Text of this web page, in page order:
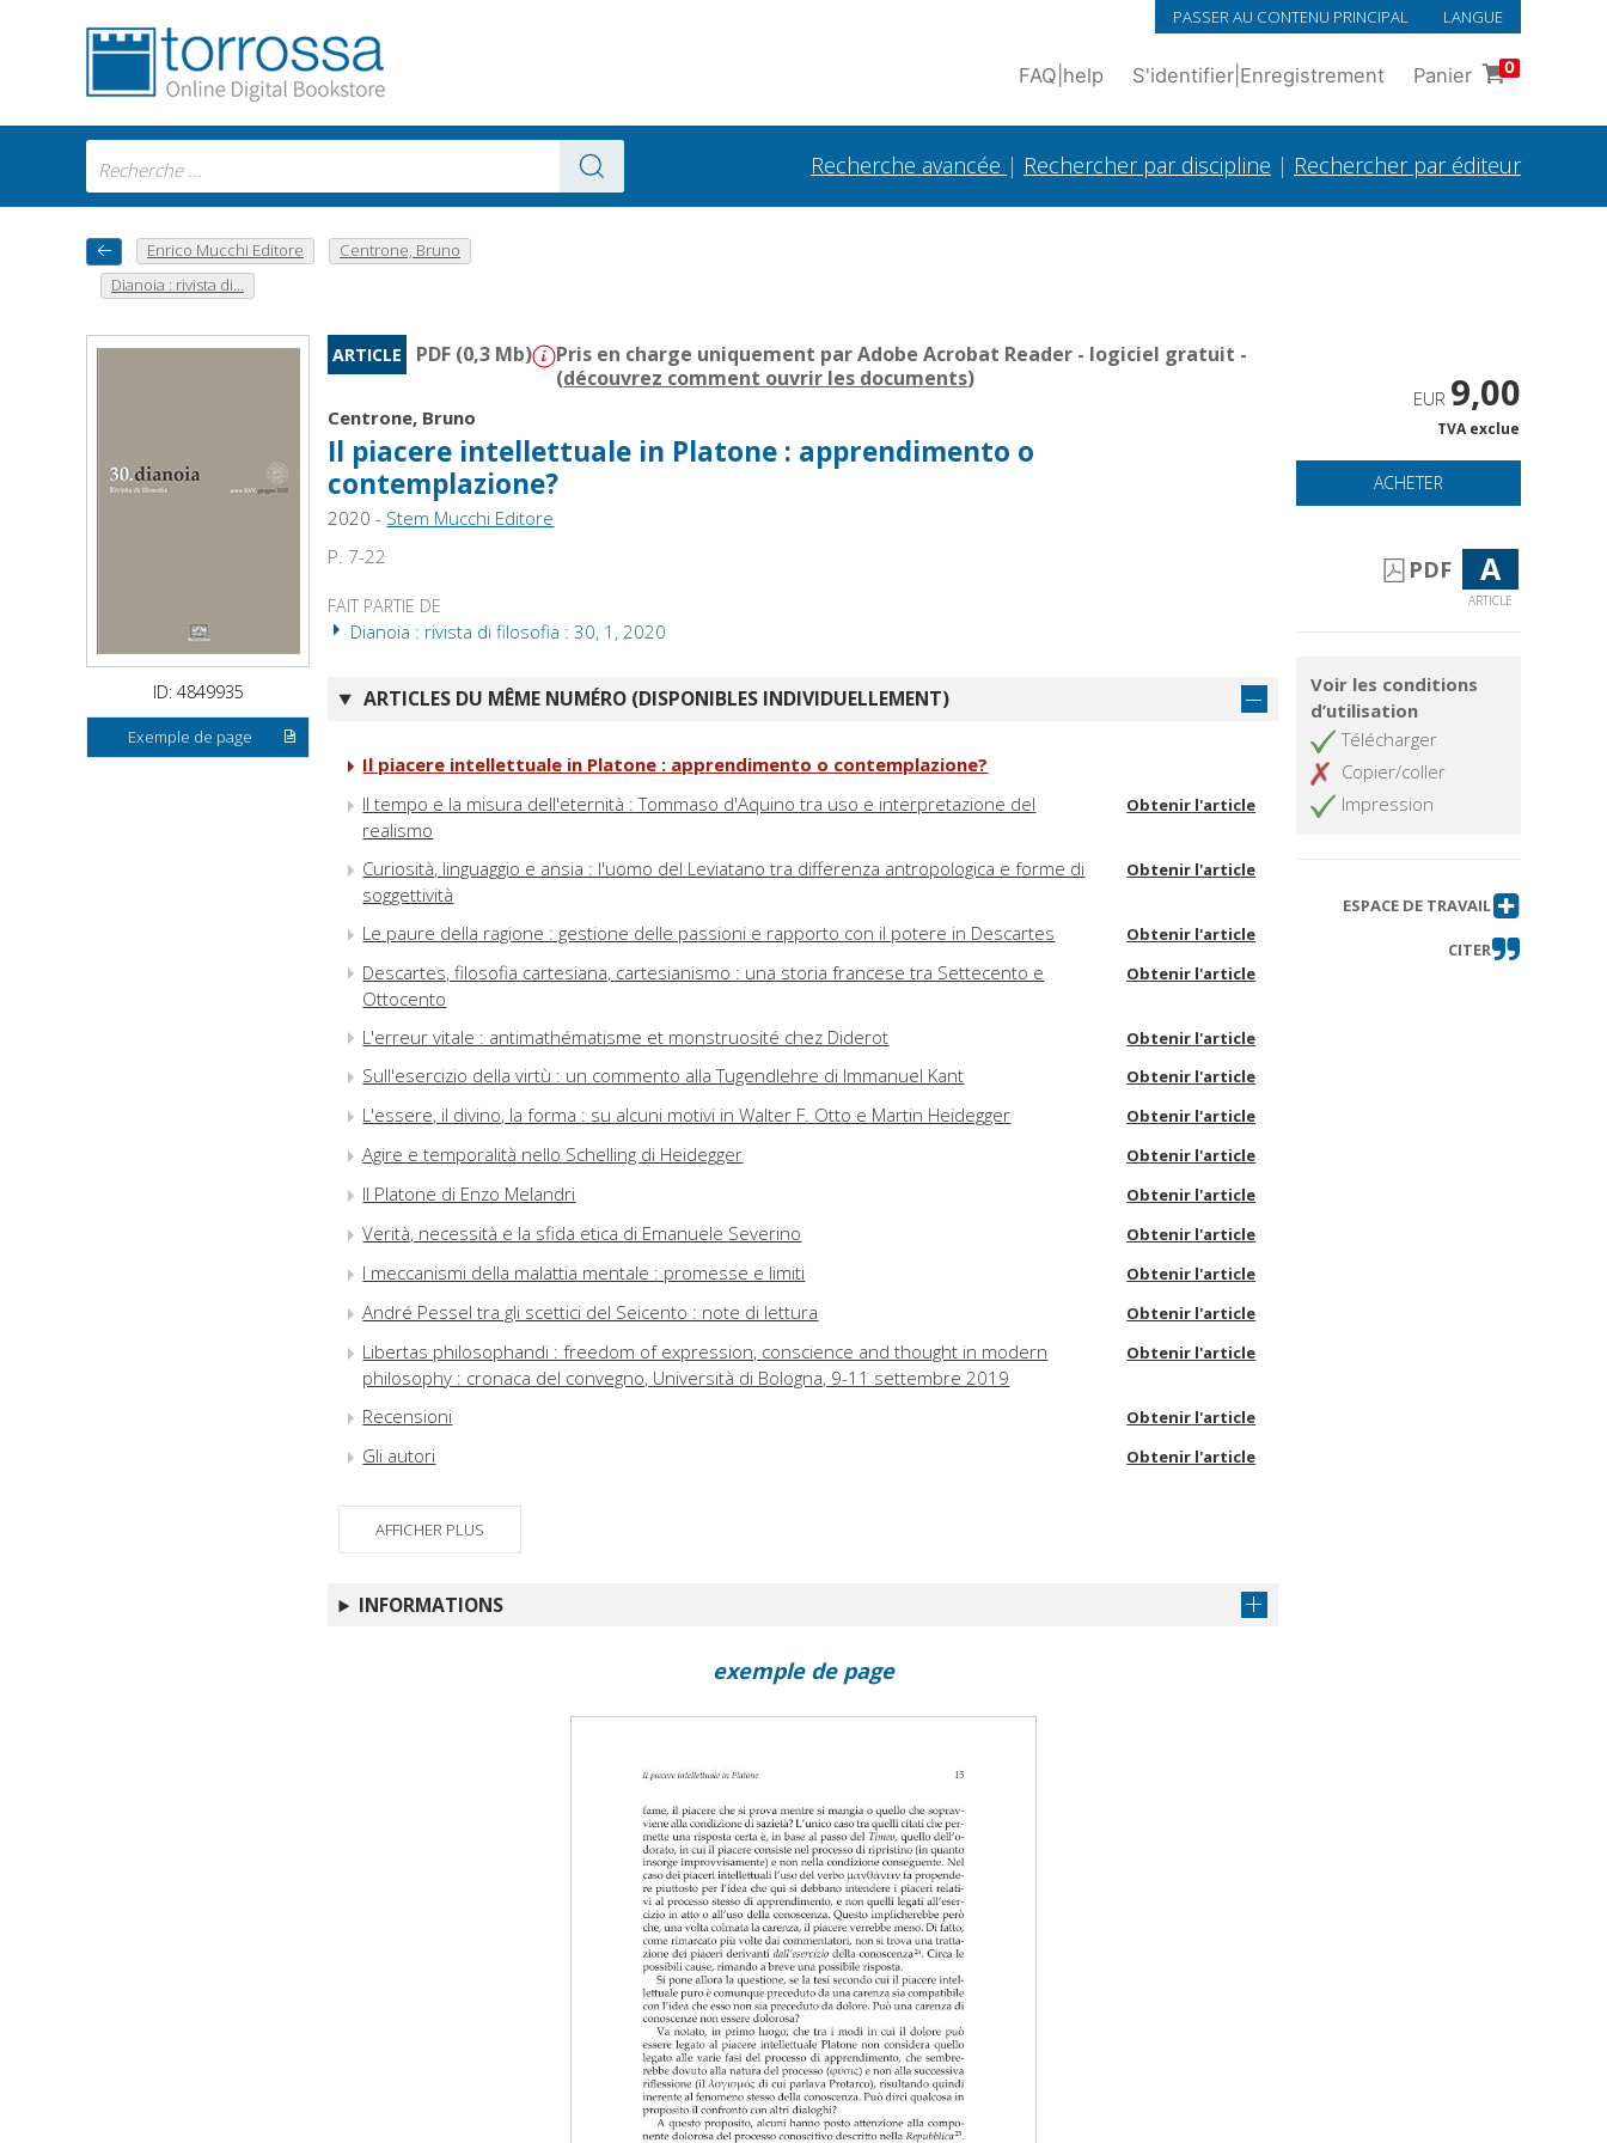
PASSER AU CONTENU PRINCIPAL LANGUE
FAQ help S'identifier Enregistrement Panier 0
Recherche avancée | Rechercher par discipline | Rechercher par éditeur
Enrico Mucchi Editore
Centrone, Bruno
Dianoia : rivista di...
ID: 4849935
Exemple de page
ARTICLE PDF (0,3 Mb)
Pris en charge uniquement par Adobe Acrobat Reader - logiciel gratuit -
(découvrez comment ouvrir les documents)
Centrone, Bruno
Il piacere intellettuale in Platone : apprendimento o
contemplazione?
2020 - Stem Mucchi Editore
P. 7-22
FAIT PARTIE DE
Dianoia : rivista di filosofia : 30, 1, 2020
ARTICLES DU MÊME NUMÉRO (DISPONIBLES INDIVIDUELLEMENT)
Il piacere intellettuale in Platone : apprendimento o contemplazione?
Il tempo e la misura dell'eternità : Tommaso d'Aquino tra uso e interpretazione del
realismo
Obtenir l'article
Curiosità, linguaggio e ansia : l'uomo del Leviatano tra differenza antropologica e forme di
soggettività
Obtenir l'article
Le paure della ragione : gestione delle passioni e rapporto con il potere in Descartes Obtenir l'article
Descartes, filosofia cartesiana, cartesianismo : una storia francese tra Settecento e
Ottocento
Obtenir l'article
L'erreur vitale : antimathématisme et monstruosité chez Diderot Obtenir l'article
Sull'esercizio della virtù : un commento alla Tugendlehre di Immanuel Kant Obtenir l'article
L'essere, il divino, la forma : su alcuni motivi in Walter F. Otto e Martin Heidegger Obtenir l'article
Agire e temporalità nello Schelling di Heidegger Obtenir l'article
Il Platone di Enzo Melandri Obtenir l'article
Verità, necessità e la sfida etica di Emanuele Severino Obtenir l'article
I meccanismi della malattia mentale : promesse e limiti Obtenir l'article
André Pessel tra gli scettici del Seicento : note di lettura Obtenir l'article
Libertas philosophandi : freedom of expression, conscience and thought in modern
philosophy : cronaca del convegno, Università di Bologna, 9-11 settembre 2019
Obtenir l'article
Recensioni Obtenir l'article
Gli autori Obtenir l'article
AFFICHER PLUS
INFORMATIONS
EUR 9,00
TVA exclue
ACHETER
PDF A
ARTICLE
Voir les conditions
d’utilisation
Télécharger
Copier/coller
Impression
ESPACE DE TRAVAIL
CITER
exemple de page